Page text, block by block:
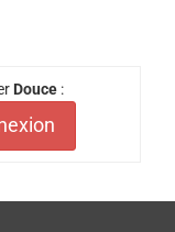
Douce :